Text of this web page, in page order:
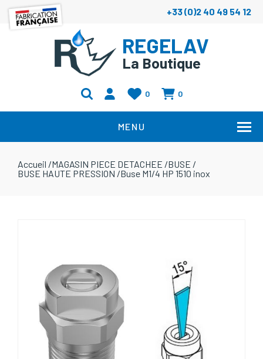
+33 (0)2 40 49 54 12
REGELAV
La Boutique
0 0
MENU
Accueil /MAGASIN PIECE DETACHEE /BUSE /
BUSE HAUTE PRESSION /Buse M1/4 HP 1510 inox